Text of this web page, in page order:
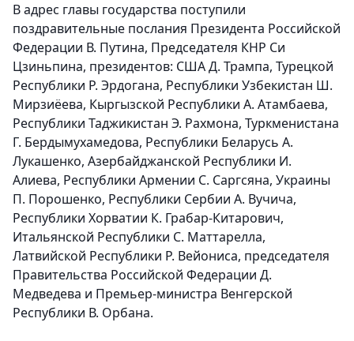
В адрес главы государства поступили
поздравительные послания Президента Российской
Федерации В. Путина, Председателя КНР Си
Цзиньпина, президентов: США Д. Трампа, Турецкой
Республики Р. Эрдогана, Республики Узбекистан Ш.
Мирзиёева, Кыргызской Республики А. Атамбаева,
Республики Таджикистан Э. Рахмона, Туркменистана
Г. Бердымухамедова, Республики Беларусь А.
Лукашенко, Азербайджанской Республики И.
Алиева, Республики Армении С. Саргсяна, Украины
П. Порошенко, Республики Сербии А. Вучича,
Республики Хорватии К. Грабар-Китарович,
Итальянской Республики С. Маттарелла,
Латвийской Республики Р. Вейониса, председателя
Правительства Российской Федерации Д.
Медведева и Премьер-министра Венгерской
Республики В. Орбана.